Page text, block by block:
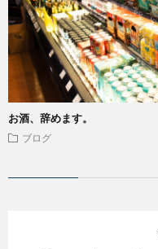
お酒、辞めます。
ブログ